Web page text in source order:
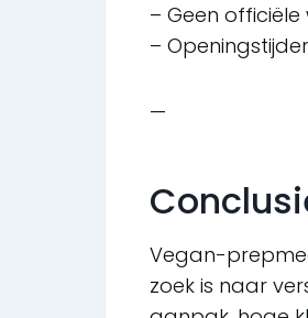
– Geen officiële
–
—
Vegan-
zoek is naar